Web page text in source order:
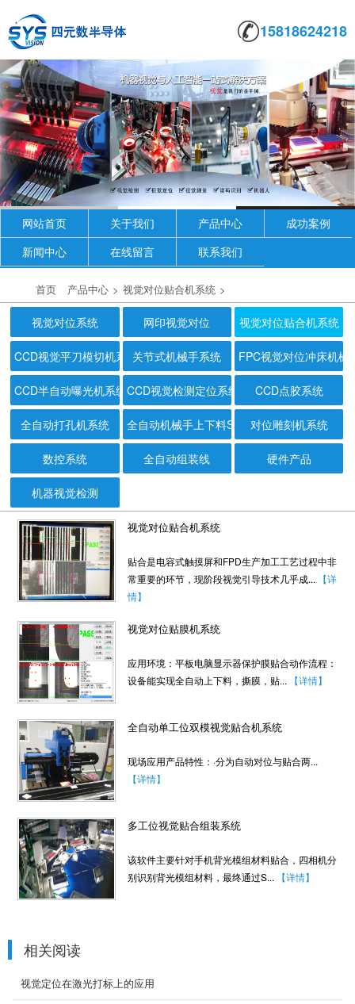
15818624218
网站首页 关于我们 产品中心
成功案例
新闻中心
在线留言 联系我们
首页 产品中心 > 视觉对位贴合机系统 >
视觉对位系统 网印视觉对位 视觉对位贴合机系统
CCD视觉平刀模切机系统关节式机械手系统 FPC视觉对位冲床机械
CCD半自动曝光机系统CCD视觉检测定位系统 CCD点胶系统
全自动打孔机系统 全自动机械手上下料ST共用测试机系统
对位雕刻机系统
数控系统 全自动组装线 硬件产品
机器视觉检测
视觉对位贴合机系统
贴合是电容式触摸屏和FPD生产加工工艺过程中非
常重要的环节，现阶段视觉引导技术几乎成... 【详
情】
视觉对位贴膜机系统
应用环境：平板电脑显示器保护膜贴合动作流程：
设备能实现全自动上下料，撕膜，贴... 【详情】
全自动单工位双模视觉贴合机系统
现场应用产品特性：·分为自动对位与贴合两...
【详情】
多工位视觉贴合组装系统
该软件主要针对手机背光模组材料贴合，四相机分
别识别背光模组材料，最终通过S... 【详情】
相关阅读
视觉定位在激光打标上的应用